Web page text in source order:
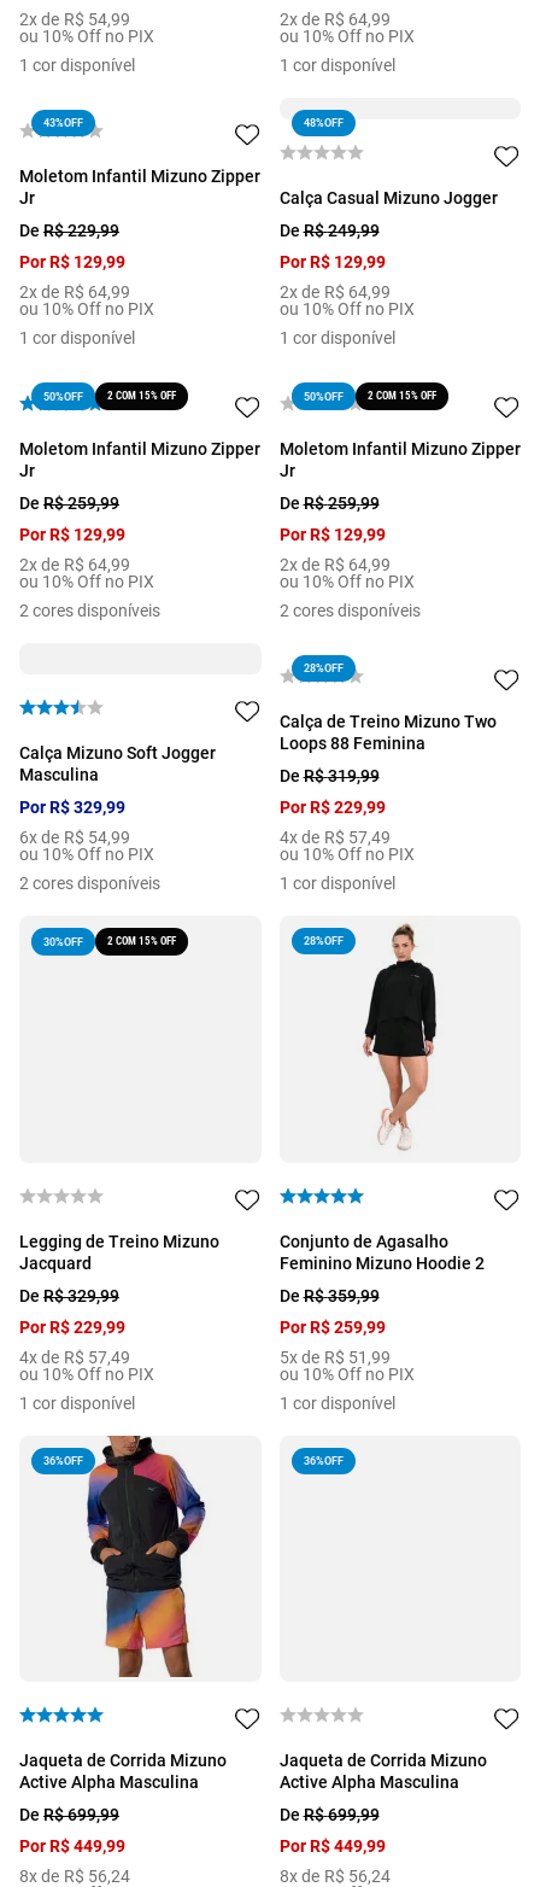
2x de R$ 54,99
ou 10% Off no PIX
1 cor disponível
2x de R$ 64,99
ou 10% Off no PIX
1 cor disponível
43%OFF
Moletom Infantil Mizuno Zipper
Jr
De R$229,99
PorR$ 129,99
2x de R$ 64,99
ou 10% Off no PIX
1 cor disponível
48%OFF
Calça Casual Mizuno Jogger
DeR$249,99
PorR$ 129,99
2x de R$ 64,99
ou 10% Off no PIX
1 cor disponível
50%OFF 2 COM 15% OFF
Moletom Infantil Mizuno Zipper
Jr
De R$259,99
PorR$ 129,99
2x de R$ 64,99
ou 10% Off no PIX
2 cores disponíveis
50%OFF 2 COM 15% OFF
Moletom Infantil Mizuno Zipper
Jr
DeR$259,99
PorR$ 129,99
2x de R$ 64,99
ou 10% Off no PIX
2 cores disponíveis
Calça Mizuno Soft Jogger
Masculina
PorR$329,99
6x de R$ 54,99
ou 10% Off no PIX
2 cores disponíveis
28%OFF
Calça de Treino Mizuno Two
Loops 88 Feminina
DeR$319,99
PorR$ 229,99
4x de R$ 57,49
ou 10% Off no PIX
1 cor disponível
30%OFF 2 COM 15% OFF
Legging de Treino Mizuno
Jacquard
De R$329,99
PorR$229,99
4x de R$ 57,49
ou 10% Off no PIX
1 cor disponível
28%OFF
Conjunto de Agasalho
Feminino Mizuno Hoodie 2
DeR$359,99
PorR$ 259,99
5x de R$ 51 ,99
ou 10% Off no PIX
1 cor disponível
36%OFF
Jaqueta de Corrida Mizuno
Active Alpha Masculina
De R$699,99
PorR$449,99
8x de R$ 56,24
36%OFF
Jaqueta de Corrida Mizuno
Active Alpha Masculina
DeR$699,99
PorR$ 449,99
8x de R$ 56,24